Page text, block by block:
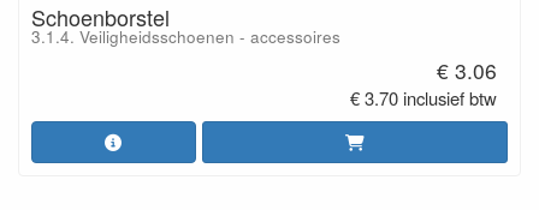
Schoenborstel
3.1.4. Veiligheidsschoenen - accessoires
€ 3.06
€ 3.70 inclusief btw